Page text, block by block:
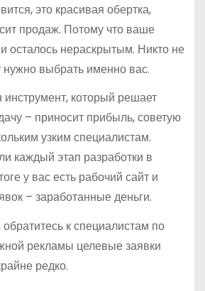
это красивая обертка,
продаж. Потому что ваше
осталось нераскрытым. Никто не
выбрать именно вас.
который решает
– приносит прибыль, советую
узким специалистам.
каждый этап разработки в
у вас есть рабочий сайт и
– заработанные деньги.
к специалистам по
рекламы целевые заявки
редко.